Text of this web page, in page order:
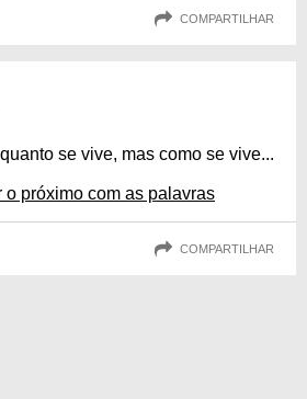
COMPARTILHAR
se vive, mas como se vive...
o próximo com as palavras
COMPARTILHAR